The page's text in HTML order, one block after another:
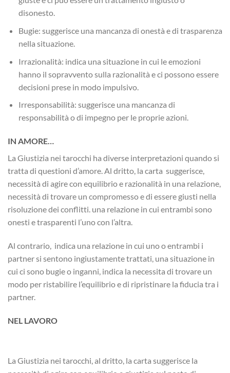
disonesto.
Bugie: suggerisce una mancanza di onestà e di trasparenza
nella situazione.
Irrazionalità: indica una situazione in cui le emozioni
hanno il sopravvento sulla razionalità e ci possono essere
decisioni prese in modo impulsivo.
Irresponsabilità: suggerisce una mancanza di
responsabilità o di impegno per le proprie azioni.
IN AMORE…
La Giustizia nei tarocchi ha diverse interpretazioni quando si
tratta di questioni d’amore. Al dritto, la carta suggerisce,
necessità di agire con equilibrio e razionalità in una relazione,
necessità di trovare un compromesso e di essere giusti nella
risoluzione dei conflitti. una relazione in cui entrambi sono
onesti e trasparenti l’uno con l’altra.
Al contrario, indica una relazione in cui uno o entrambi i
partner si sentono ingiustamente trattati, una situazione in
cui ci sono bugie o inganni, indica la necessita di trovare un
modo per ristabilire l’equilibrio e di ripristinare la fiducia tra i
partner.
NEL LAVORO
La Giustizia nei tarocchi, al dritto, la carta suggerisce la